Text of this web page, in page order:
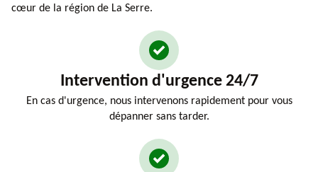
cœur de la région de La Serre.
Intervention d'urgence 24/7
En cas d'urgence, nous intervenons rapidement pour vous
dépanner sans tarder.